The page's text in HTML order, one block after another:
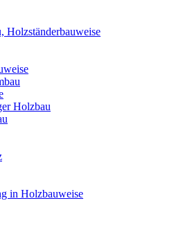
Holzständerbauweise
Holzbau
in Holzbauweise